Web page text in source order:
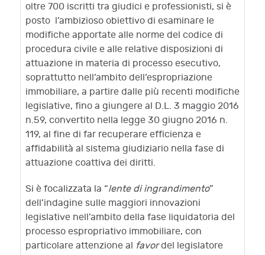
oltre 700 iscritti tra giudici e professionisti, si è
posto l’ambizioso obiettivo di esaminare le
modifiche apportate alle norme del codice di
procedura civile e alle relative disposizioni di
attuazione in materia di processo esecutivo,
soprattutto nell’ambito dell’espropriazione
immobiliare, a partire dalle più recenti modifiche
legislative, fino a giungere al D.L. 3 maggio 2016
n.59, convertito nella legge 30 giugno 2016 n.
119, al fine di far recuperare efficienza e
affidabilità al sistema giudiziario nella fase di
attuazione coattiva dei diritti.
Si è focalizzata la “lente di ingrandimento”
dell’indagine sulle maggiori innovazioni
legislative nell’ambito della fase liquidatoria del
processo espropriativo immobiliare, con
particolare attenzione al favordel legislatore